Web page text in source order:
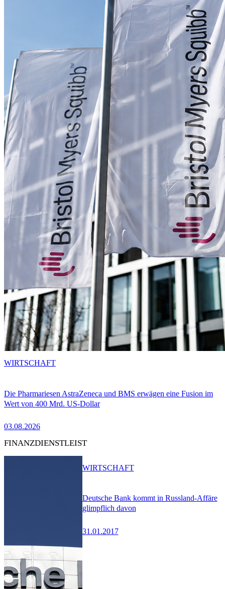
Die Pharmariesen AstraZeneca und BMS erwägen eine Fusion im
Wert von 400 Mrd. US-Dollar
03.08.2026
WIRTSCHAFT
FINANZDIENSTLEIST
Deutsche Bank kommt in Russland-Affäre
glimpflich davon
31.01.2017
WIRTSCHAFT